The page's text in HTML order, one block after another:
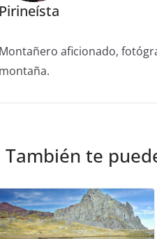
Pirineísta
Montañero aficionado,
montaña.
También te